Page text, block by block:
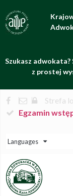
Szukasz
z prostej
Strefa
Egzamin
Languages